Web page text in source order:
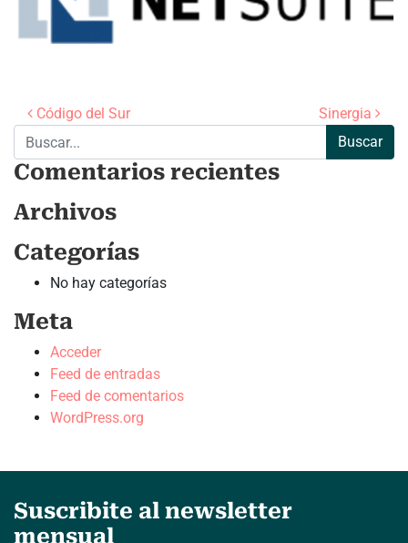
Navegación de entradas
Código del Sur
Sinergia
Buscar:
Comentarios recientes
Archivos
Categorías
No hay categorías
Meta
Acceder
Feed de entradas
Feed de comentarios
WordPress.org
Suscribite al newsletter
mensual